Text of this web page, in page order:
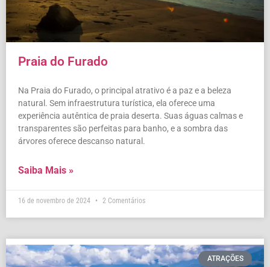
Praia do Furado
Na Praia do Furado, o principal atrativo é a paz e a beleza
natural. Sem infraestrutura turística, ela oferece uma
experiência autêntica de praia deserta. Suas águas calmas e
transparentes são perfeitas para banho, e a sombra das
árvores oferece descanso natural.
Saiba Mais »
16 de novembro de 2024 2 Comentários
ATRAÇÕES